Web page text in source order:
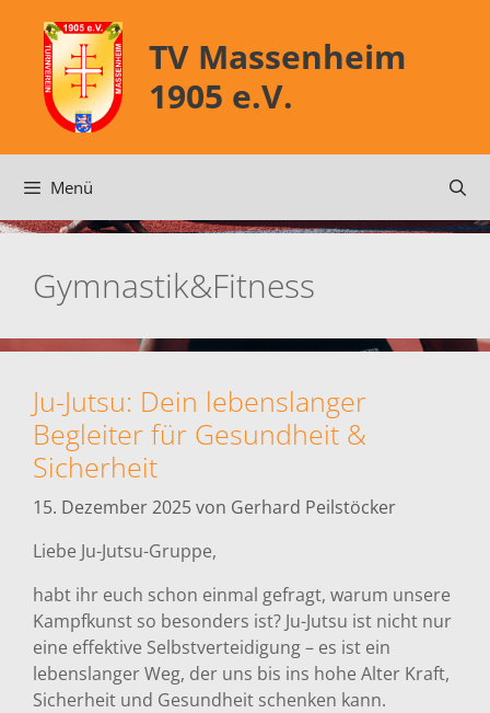
Inhalt
springen
TV Massenheim
1905 e.V.
Menü
Gymnastik&Fitness
Ju-Jutsu: Dein lebenslanger
Begleiter für Gesundheit &
Sicherheit
15. Dezember 2025von Gerhard Peilstöcker
Liebe Ju-Jutsu-Gruppe,
habt ihr euch schon einmal gefragt, warum unsere
Kampfkunst so besonders ist? Ju-Jutsu ist nicht nur
eine effektive Selbstverteidigung – es ist ein
lebenslanger Weg, der uns bis ins hohe Alter Kraft,
Sicherheit und Gesundheit schenken kann.